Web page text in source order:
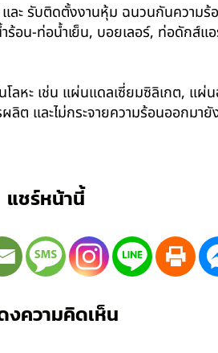
และ รับติดตั้งงานหุ้ม ฉนวนกันความ
-ท่อน้ำเย็น, บอยเลอร์, ท่อดักส์แอ
ะ เช่น แผ่นแดลเซี่ยมซิลิเกต, แผ่
ต และไม่กระจายความร้อนออกมา
แชร์หน้านี้
งความคิดเห็น